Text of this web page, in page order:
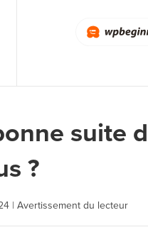
suite
?
| Avertissement du lecteur